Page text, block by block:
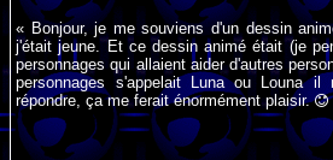
« Bonjour, je me souviens d'un dessin
j'était jeune. Et ce dessin animé était (je
personnages qui allaient aider d'autres
personnages s'appelait Luna ou Louna
répondre, ça me ferait énormément plaisir.